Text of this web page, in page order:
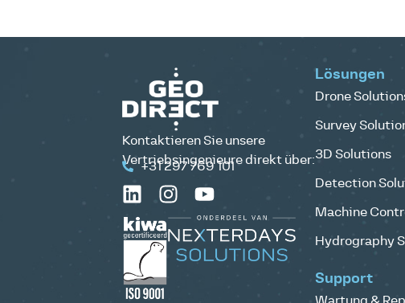
Kontaktieren Sie unsere
Vertriebsingenieure direkt über:
+31 297 769 101
Lösungen
Drone
Survey
3D Solutions
Detection
Machine
Hydrography
Support
Wartung &